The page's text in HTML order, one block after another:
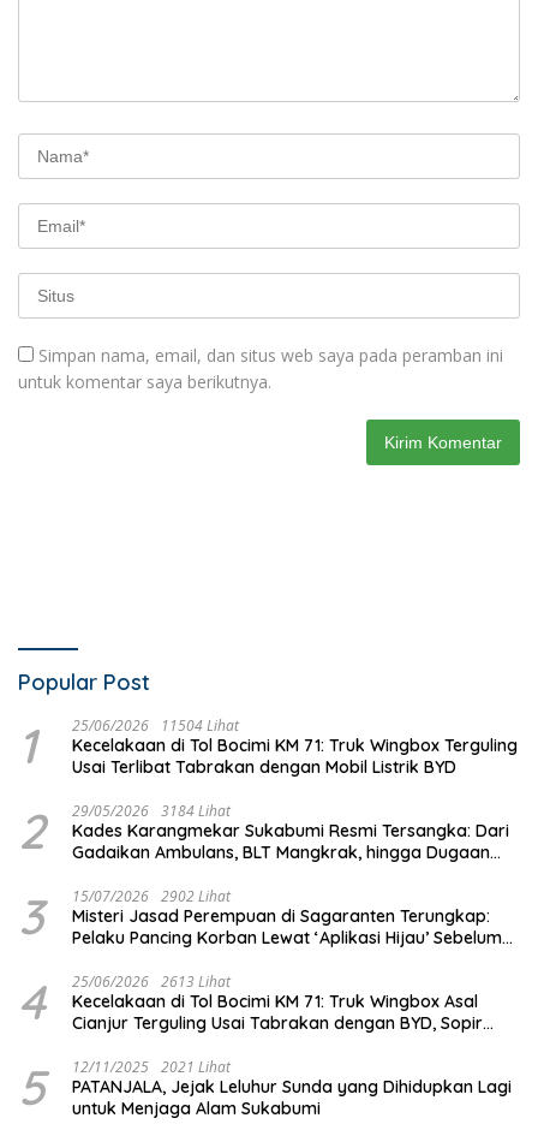
Simpan nama, email, dan situs web saya pada peramban ini
untuk komentar saya berikutnya.
Popular Post
1 25/06/2026 11504 Lihat
Kecelakaan di Tol Bocimi KM 71: Truk Wingbox Terguling
Usai Terlibat Tabrakan dengan Mobil Listrik BYD
2 29/05/2026 3184 Lihat
Kades Karangmekar Sukabumi Resmi Tersangka: Dari
Gadaikan Ambulans, BLT Mangkrak, hingga Dugaan
3 15/07/2026 2902 Lihat
Misteri Jasad Perempuan di Sagaranten Terungkap:
Pelaku Pancing Korban Lewat ‘Aplikasi Hijau’ Sebelum
4 25/06/2026 2613 Lihat
Kecelakaan di Tol Bocimi KM 71: Truk Wingbox Asal
Cianjur Terguling Usai Tabrakan dengan BYD, Sopir
5 12/11/2025 2021 Lihat
PATANJALA, Jejak Leluhur Sunda yang Dihidupkan Lagi
untuk Menjaga Alam Sukabumi